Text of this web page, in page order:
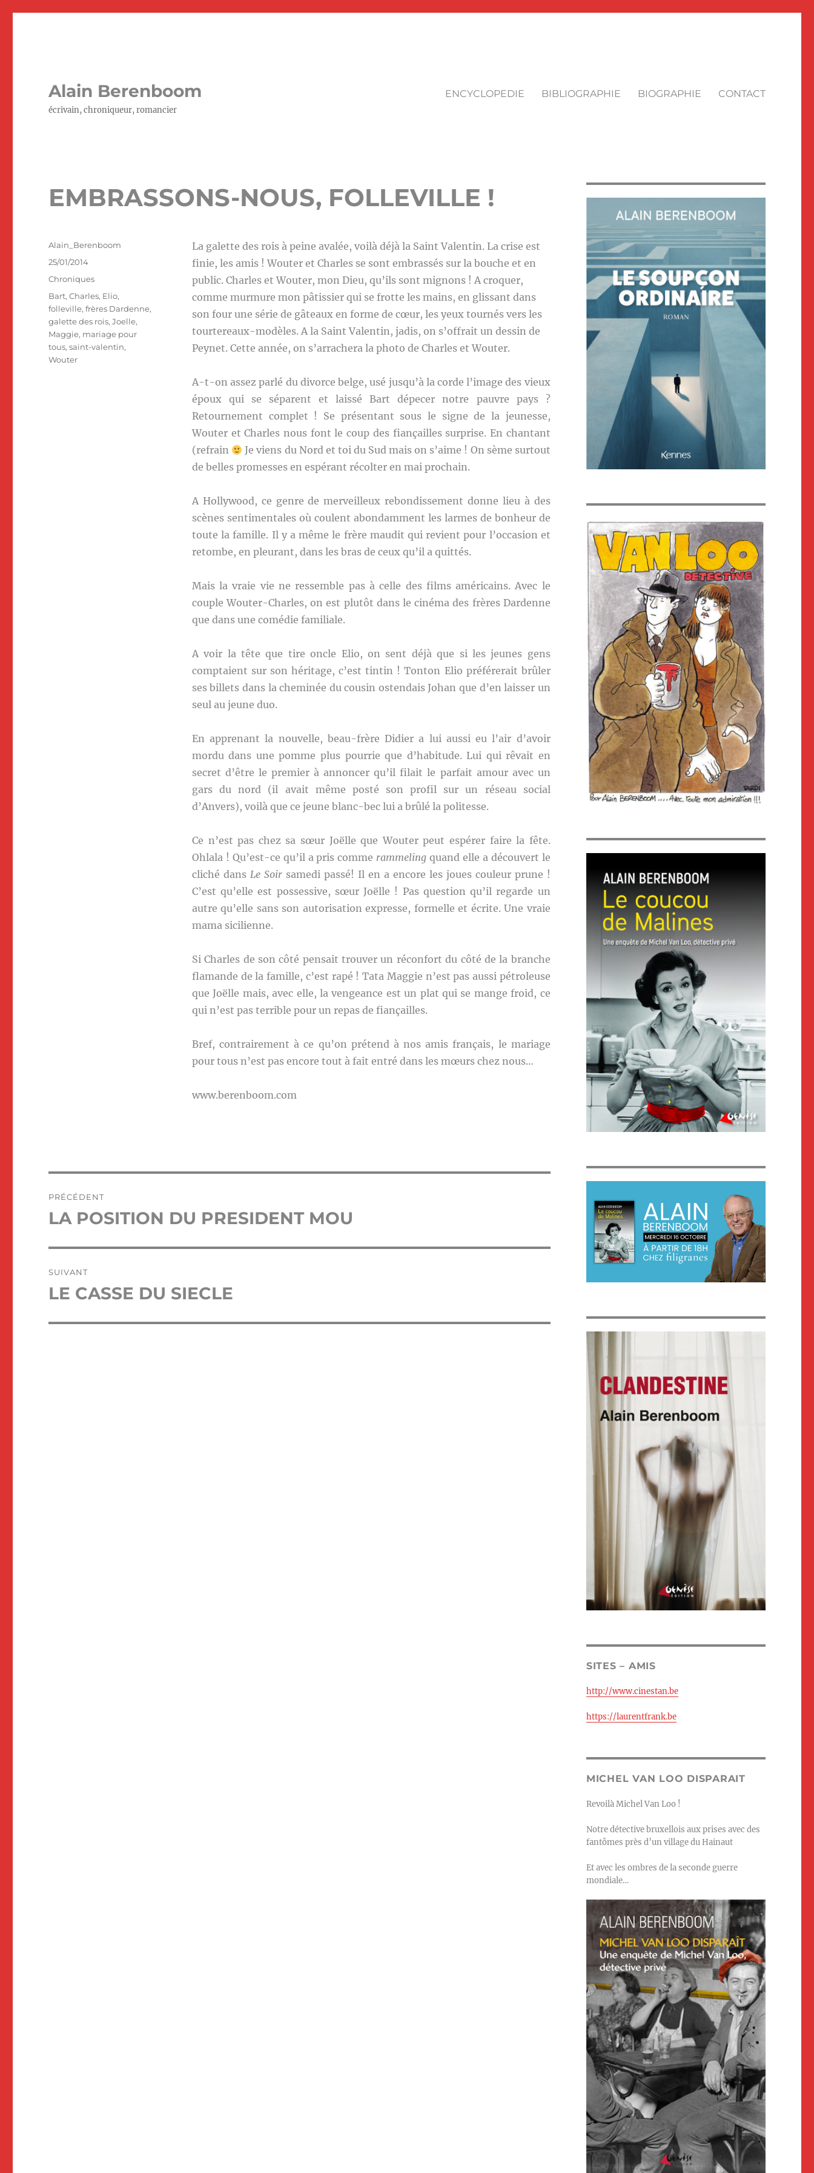
Alain Berenboom
écrivain, chroniqueur, romancier
ENCYCLOPEDIE BIBLIOGRAPHIE BIOGRAPHIE CONTACT
EMBRASSONS-NOUS, FOLLEVILLE !
La galette des rois à peine avalée, voilà déjà la Saint Valentin. La crise est
finie, les amis ! Wouter et Charles se sont embrassés sur la bouche et en
public. Charles et Wouter, mon Dieu, qu’ils sont mignons ! A croquer,
comme murmure mon pâtissier qui se frotte les mains, en glissant dans
son four une série de gâteaux en forme de cœur, les yeux tournés vers les
tourtereaux-modèles. A la Saint Valentin, jadis, on s’offrait un dessin de
Peynet. Cette année, on s’arrachera la photo de Charles et Wouter.
A-t-on assez parlé du divorce belge, usé jusqu’à la corde l’image des vieux
époux qui se séparent et laissé Bart dépecer notre pauvre pays ?
Retournement complet ! Se présentant sous le signe de la jeunesse,
Wouter et Charles nous font le coup des fiançailles surprise. En chantant
(refrain
Je viens du Nord et toi du Sud mais on s’aime ! On sème surtout
de belles promesses en espérant récolter en mai prochain.
A Hollywood, ce genre de merveilleux rebondissement donne lieu à des
scènes sentimentales où coulent abondamment les larmes de bonheur de
toute la famille. Il y a même le frère maudit qui revient pour l’occasion et
retombe, en pleurant, dans les bras de ceux qu’il a quittés.
Mais la vraie vie ne ressemble pas à celle des films américains. Avec le
couple Wouter-Charles, on est plutôt dans le cinéma des frères Dardenne
que dans une comédie familiale.
A voir la tête que tire oncle Elio, on sent déjà que si les jeunes gens
comptaient sur son héritage, c’est tintin ! Tonton Elio préférerait brûler
ses billets dans la cheminée du cousin ostendais Johan que d’en laisser un
seul au jeune duo.
En apprenant la nouvelle, beau-frère Didier a lui aussi eu l’air d’avoir
mordu dans une pomme plus pourrie que d’habitude. Lui qui rêvait en
secret d’être le premier à annoncer qu’il filait le parfait amour avec un
gars du nord (il avait même posté son profil sur un réseau social
d’Anvers), voilà que ce jeune blanc-bec lui a brûlé la politesse.
Ce n’est pas chez sa sœur Joëlle que Wouter peut espérer faire la fête.
Ohlala ! Qu’est-ce qu’il a pris comme rammeling quand elle a découvert le
cliché dans Le Soirsamedi passé! Il en a encore les joues couleur prune !
C’est qu’elle est possessive, sœur Joëlle ! Pas question qu’il regarde un
autre qu’elle sans son autorisation expresse, formelle et écrite. Une vraie
mama sicilienne.
Si Charles de son côté pensait trouver un réconfort du côté de la branche
flamande de la famille, c’est rapé ! Tata Maggie n’est pas aussi pétroleuse
que Joëlle mais, avec elle, la vengeance est un plat qui se mange froid, ce
qui n’est pas terrible pour un repas de fiançailles.
Bref, contrairement à ce qu’on prétend à nos amis français, le mariage
pour tous n’est pas encore tout à fait entré dans les mœurs chez nous…
www.berenboom.com
Auteur
Alain_Berenboom
Publié
le
25/01/2014
Catégories
Chroniques
Étiquettes
Bart,Charles, Elio,
folleville,frères Dardenne,
galette des rois,Joelle,
Maggie, mariage pour
tous,saint-valentin,
Wouter
de
PRÉCÉDENT
Publication
LA POSITION DU PRESIDENT MOU
SUIVANT
Publication
LE CASSE DU SIECLE
SITES – AMIS
http://www.cinestan.be
https://laurentfrank.be
MICHEL VAN LOO DISPARAIT
Revoilà Michel Van Loo !
Notre détective bruxellois aux prises avec des
fantômes près d’un village du Hainaut
Et avec les ombres de la seconde guerre
mondiale…